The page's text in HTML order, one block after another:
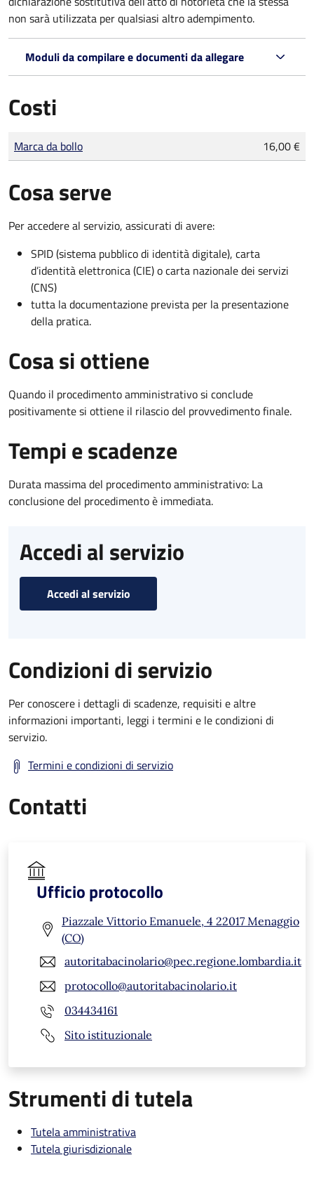
non sarà utilizzata per qualsiasi altro adempimento.
Moduli da compilare e documenti da allegare
Costi
Tipo di pagamento
Importo
Marca da bollo 16,00 €
Cosa serve
Per accedere al servizio, assicurati di avere:
SPID (sistema pubblico di identità digitale), carta
d’identità elettronica (CIE) o carta nazionale dei servizi
(CNS)
tutta la documentazione prevista per la presentazione
della pratica.
Cosa si ottiene
Quando il procedimento amministrativo si conclude
positivamente si ottiene il rilascio del provvedimento finale.
Tempi e scadenze
Durata massima del procedimento amministrativo: La
conclusione del procedimento è immediata.
Accedi al servizio
Accedi al servizio
Condizioni di servizio
Per conoscere i dettagli di scadenze, requisiti e altre
informazioni importanti, leggi i termini e le condizioni di
servizio.
Termini e condizioni di servizio
Contatti
Ufficio protocollo
Piazzale Vittorio Emanuele, 4 22017 Menaggio
(CO)
autoritabacinolario@pec.regione.lombardia.it
protocollo@autoritabacinolario.it
034434161
Sito istituzionale
Strumenti di tutela
Tutela amministrativa
Tutela giurisdizionale